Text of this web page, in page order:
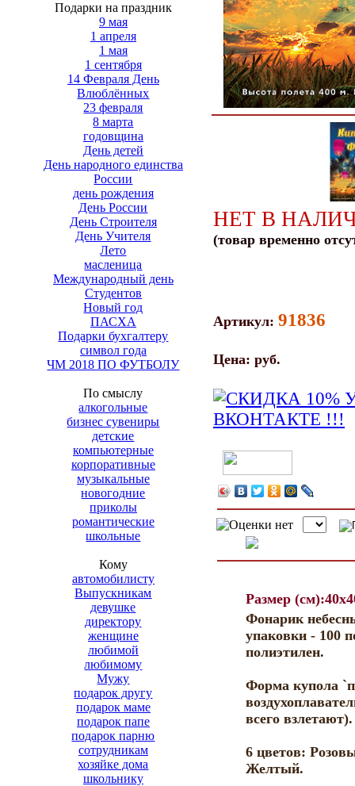
Подарки на праздник
9 мая
1 апреля
1 мая
1 сентября
14 Февраля День
Влюблённых
23 февраля
8 марта
годовщина
День детей
День народного единства
России
день рождения
День России
День Строителя
День Учителя
Лето
масленица
Международный день
Студентов
Новый год
ПАСХА
Подарки бухгалтеру
символ года
ЧМ 2018 ПО ФУТБОЛУ
По смыслу
алкогольные
бизнес сувениры
детские
компьютерные
корпоративные
музыкальные
новогодние
приколы
романтические
школьные
Кому
автомобилисту
Выпускникам
девушке
директору
женщине
любимой
любимому
Мужу
подарок другу
подарок маме
подарок папе
подарок парню
сотрудникам
хозяйке дома
школьнику
НЕТ В
(товар временно
Артикул: 91836
Цена: руб.
Размер
Фонарик
упаковки - 100
полиэтилен.
Форма купола
всего взлетают).
6 цветов:
Желтый.